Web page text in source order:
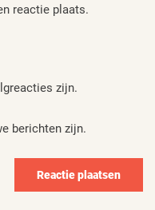
reactie plaats.
zijn.
berichten zijn.